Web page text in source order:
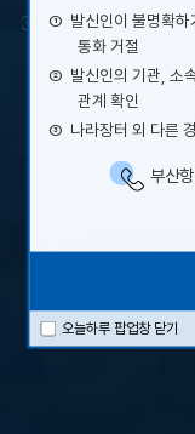
① 발신인이 불명확
통화 거절
② 발신인의 기관, 소
관계 확인
③ 나라장터 외 다른
부산
오늘하루 팝업창 닫기
365일 24시간 최고
1 2 3